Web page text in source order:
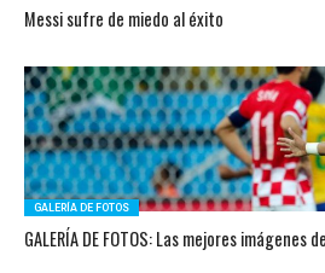
Messi sufre de miedo al éxito
GALERÍA DE FOTOS
GALERÍA DE FOTOS: Las mejores imágenes